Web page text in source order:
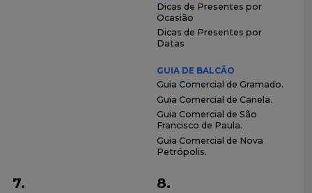
Dicas de Presentes por
Ocasião
Dicas de Presentes por
Datas
GUIA DE BALCÃO
Guia Comercial de Gramado.
Guia Comercial de Canela.
Guia Comercial de São
Francisco de Paula.
Guia Comercial de Nova
Petrópolis.
7. 8.